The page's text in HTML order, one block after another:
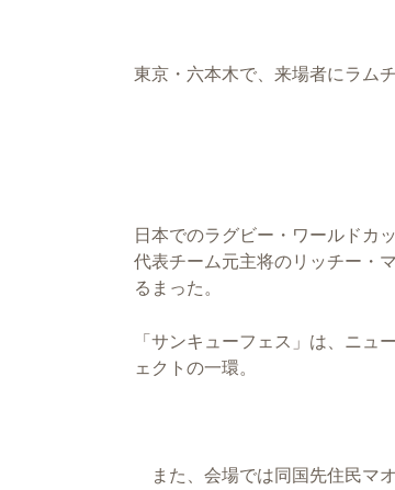
東京・六本木で、来場者にラム
日本でのラグビー・ワールドカ
代表チーム元主将のリッチー・
るまった。
「サンキューフェス」は、ニュ
ェクトの一環。
また、会場では同国先住民マ